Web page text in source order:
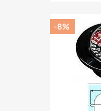
-8%